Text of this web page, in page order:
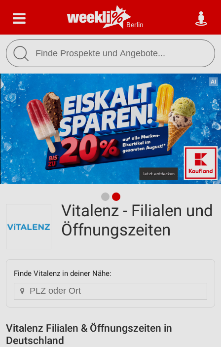
Berlin
Vitalenz - Filialen und
Öffnungszeiten
Finde Vitalenz in deiner Nähe:
Vitalenz Filialen & Öffnungszeiten in
Deutschland